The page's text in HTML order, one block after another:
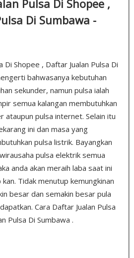
Pulsa Di Shopee ,
Di Sumbawa -
Di Shopee , Daftar Jualan Pulsa Di
bahwasanya kebutuhan
sekunder, namun pulsa ialah
semua kalangan membutuhkan
ataupun pulsa internet. Selain itu
ini dan masa yang
pulsa listrik. Bayangkan
pulsa elektrik semua
anda akan meraih laba saat ini
Tidak menutup kemungkinan
besar dan semakin besar pula
Cara Daftar Jualan Pulsa
Pulsa Di Sumbawa .